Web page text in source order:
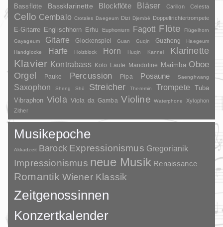
Bassflöte Bassklarinette Blockflöte Bläser Carillon Celesta
Cello Cembalo Crotales Daegeum Dizi Djembé Doppeltrichtertrompete
E-Gitarre Englischhorn Erhu Euphonium Fagott Flöte
Flügelhorn
Gayageum
Gitarre Glockenspiel Guan Guqin Guzheng
Haegeum
Handglocke
Harfe Holzblock Horn Huqin Kannel Klarinette
Klavier Kontrabass Koto Laute Mandoline Marimba Oboe
Orgel Pauke Percussion Pipa Posaune Saenghwang
Saxophon Sheng Shō Streicher Theremin Trompete
Tuba
Vibraphon Viola Viola da Gamba Violine Waterphone
Xylophon
Zither
Musikepoche
Akkadzeit Barock Expressionismus Gregorianik
Impressionismus neue Musik Renaissance
Romantik Wiener Klassik
Zeitgenossinnen
Konzertkalender